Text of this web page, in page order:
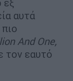
εξ
αυτά
And One,
τον εαυτό